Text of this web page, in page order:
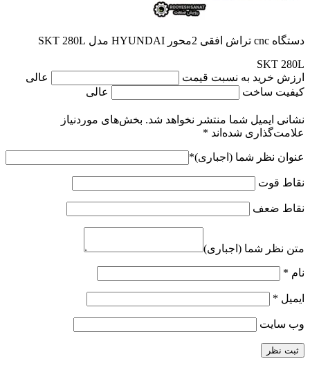
دستگاه cnc تراش افقی 2محور HYUNDAI مدل SKT 280L
SKT 280L
ارزش خرید به نسبت قیمت
عالی
کیفیت ساخت
عالی
نشانی ایمیل شما منتشر نخواهد شد. بخش‌های موردنیاز
علامت‌گذاری شده‌اند *
عنوان نظر شما (اجباری)*
نقاط قوت
نقاط ضعف
متن نظر شما (اجباری)
نام *
ایمیل *
وب‌ سایت